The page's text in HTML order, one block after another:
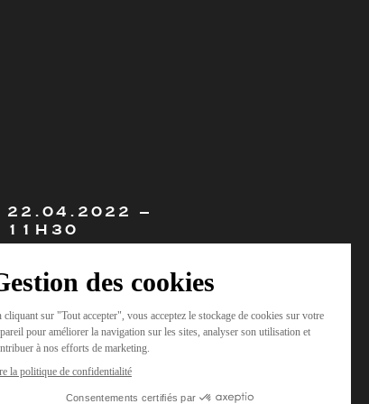
22.04.2022 –
11H30
Le vendredi 22 avril, de 11h30 à 12h,
Camille Pradel et Virgile Pradel vous
parleront du poste aménagé.